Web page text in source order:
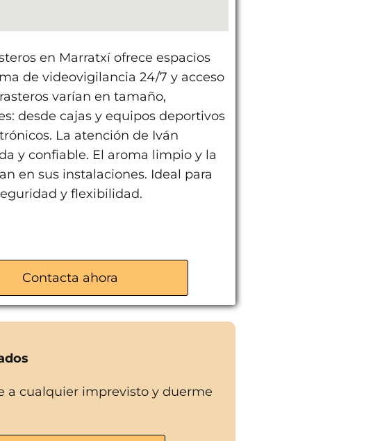
en Marratxí ofrece espacios
de videovigilancia 24/7 y acceso
varían en tamaño,
desde cajas y equipos deportivos
La atención de Iván
y confiable. El aroma limpio y la
en sus instalaciones. Ideal para
y flexibilidad.
Contacta ahora
a cualquier imprevisto y duerme